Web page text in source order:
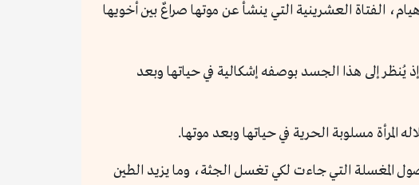
الفتاة العشرينية التي ينشأ عن موتها صراعٌ بين أخويها
يُنظر إلى هذا الجسد بوصفه إشكالية في حياتها وبعد
مسلوبة الحرية في حياتها وبعد موتها.
المغسلة التي جاءت لكي تغسل الجثة، وما يزيد الطين